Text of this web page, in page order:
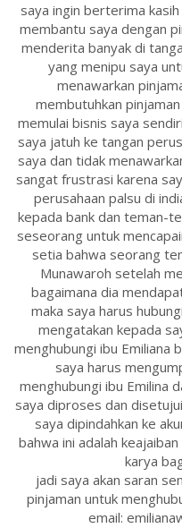
saya ingin berterima
membantu saya dengan
menderita banyak di
yang menipu saya
menawarkan
membutuhkan
memulai bisnis saya
saya jatuh ke tangan
saya dan tidak
sangat frustrasi karena
perusahaan palsu di
kepada bank dan teman-
seseorang untuk
setia bahwa seorang
Munawaroh setelah
bagaimana dia
maka saya harus
mengatakan kepada
menghubungi ibu Emiliana
saya harus
menghubungi ibu Emilina
saya diproses dan
saya dipindahkan ke
bahwa ini adalah
karya
jadi saya akan saran
pinjaman untuk
email: